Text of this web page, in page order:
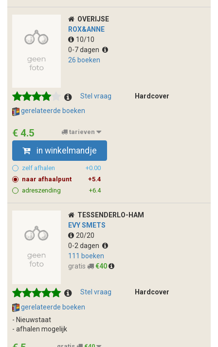
OVERIJSE
ROX&ANNE
10/10
0-7 dagen
26 boeken
Stel vraag
Hardcover
gerelateerde boeken
€ 4.5 tarieven
in winkelmandje
zelf afhalen
+0.00
naar afhaalpunt
+5.4
adreszending
+6.4
TESSENDERLO-HAM
EVY SMETS
20/20
0-2 dagen
111 boeken
gratis
€40
Stel vraag
Hardcover
gerelateerde boeken
- Nieuwstaat
- afhalen mogelijk